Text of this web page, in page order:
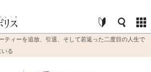
ティーを追放、引退、そして若返った二度目の人生で
いる